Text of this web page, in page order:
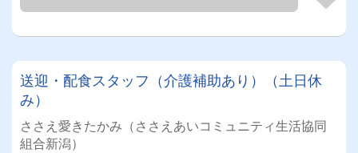
送迎・配食スタッフ（介護補助あり）（土日休
み）
ささえ愛きたかみ（ささえあいコミュニティ生活協同
組合新潟）